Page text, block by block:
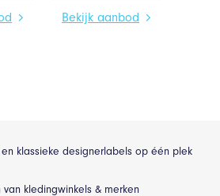
Bekijk aanbod
en klassieke designerlabels op één plek
kledingwinkels & merken